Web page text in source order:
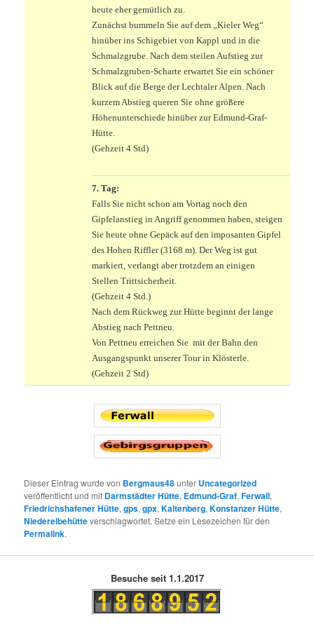
heute eher gemütlich zu.
Zunächst bummeln Sie auf dem „Kieler Weg“
hinüber ins Schigebiet von Kappl und in die
Schmalzgrube. Nach dem steilen Aufstieg zur
Schmalzgruben-Scharte erwartet Sie ein schöner
Blick auf die Berge der Lechtaler Alpen. Nach
kurzem Abstieg queren Sie ohne größere
Höhenunterschiede hinüber zur Edmund-Graf-
Hütte.
(Gehzeit 4 Std)
7. Tag:
Falls Sie nicht schon am Vortag noch den
Gipfelanstieg in Angriff genommen haben, steigen
Sie heute ohne Gepäck auf den imposanten Gipfel
des Hohen Riffler (3168 m). Der Weg ist gut
markiert, verlangt aber trotzdem an einigen
Stellen Trittsicherheit.
(Gehzeit 4 Std.)
Nach dem Rückweg zur Hütte beginnt der lange
Abstieg nach Pettneu.
Von Pettneu erreichen Sie mit der Bahn den
Ausgangspunkt unserer Tour in Klösterle.
(Gehzeit 2 Std)
Dieser Eintrag wurde von Bergmaus48unter Uncategorized
veröffentlicht und mit Darmstädter Hütte, Edmund-Graf,Ferwall,
Friedrichshafener Hütte,gps,gpx,Kaltenberg,Konstanzer Hütte,
Niederelbehütteverschlagwortet. Setze ein Lesezeichen für den
Permalink.
Besuche seit 1.1.2017